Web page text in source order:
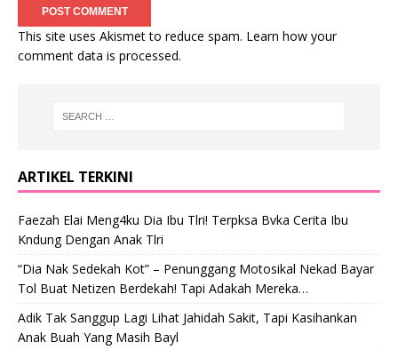
This site uses Akismet to reduce spam. Learn how your
comment data is processed.
ARTIKEL TERKINI
Faezah Elai Meng4ku Dia Ibu Tlri! Terpksa Bvka Cerita Ibu
Kndung Dengan Anak Tlri
“Dia Nak Sedekah Kot” – Penunggang Motosikal Nekad Bayar
Tol Buat Netizen Berdekah! Tapi Adakah Mereka…
Adik Tak Sanggup Lagi Lihat Jahidah Sakit, Tapi Kasihankan
Anak Buah Yang Masih Bayl